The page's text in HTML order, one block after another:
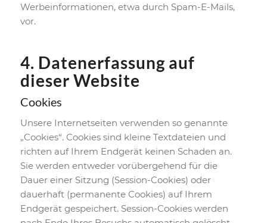
Werbeinformationen, etwa durch Spam-E-Mails,
vor.
4. Datenerfassung auf
dieser Website
Cookies
Unsere Internetseiten verwenden so genannte
„Cookies“. Cookies sind kleine Textdateien und
richten auf Ihrem Endgerät keinen Schaden an.
Sie werden entweder vorübergehend für die
Dauer einer Sitzung (Session-Cookies) oder
dauerhaft (permanente Cookies) auf Ihrem
Endgerät gespeichert. Session-Cookies werden